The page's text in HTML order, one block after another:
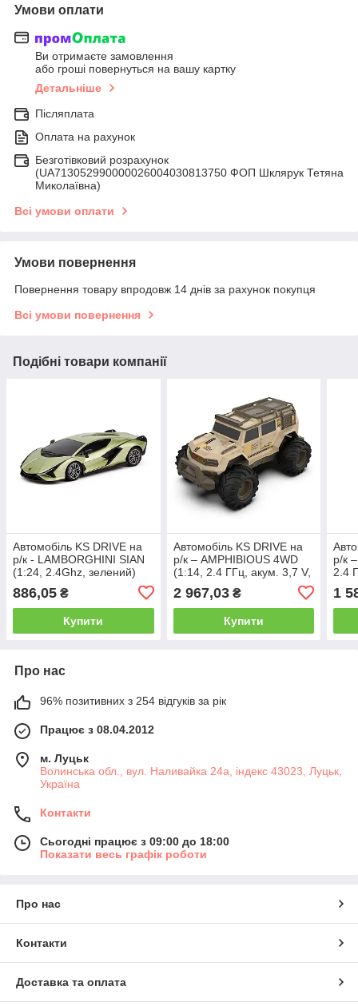
Умови оплати
Ви отримаєте замовлення
або гроші повернуться на вашу картку
Детальніше
Післяплата
Оплата на рахунок
Безготівковий розрахунок
(UA713052990000026004030813750 ФОП Шклярук Тетяна
Миколаївна)
Всі умови оплати
Умови повернення
Повернення товару впродовж 14 днів за рахунок покупця
Всі умови повернення
Подібні товари компанії
Автомобіль KS DRIVE на
р/к - LAMBORGHINI SIAN
(1:24, 2.4Ghz, зелений)
886,05 ₴
Купити
Автомобіль KS DRIVE на
р/к – AMPHIBIOUS 4WD
(1:14, 2.4 ГГц, акум. 3,7 V,
2 967,03₴
Купити
р/к
2.4
1
Про нас
96% позитивних з 254 відгуків за рік
Працює з 08.04.2012
м. Луцьк
Волинська обл., вул. Наливайка 24а, індекс 43023, Луцьк,
Україна
Контакти
Сьогодні працює з 09:00 до 18:00
Показати весь графік роботи
Про нас
Контакти
Доставка та оплата